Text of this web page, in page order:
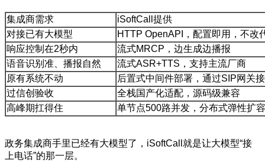
集成商需求
iSoftCall提供
对接已有大模型
HTTP OpenAPI，配置即用，不改
响应控制在2秒内
流式MRCP，边生成边播报
语音识别准、播报自然
流式ASR+TTS，支持主流厂商
原有系统不动
后置式中间件部署，通过SIP网关
过信创验收
全栈国产化适配，源码级兼容
高峰期扛得住
单节点500路并发，分布式弹性扩容
政务集成商手里已经有大模型了，iSoftCall就是让大模型“接
上电话”的那一层。